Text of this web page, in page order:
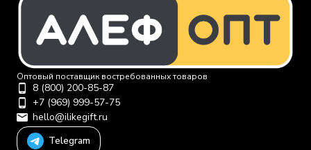
Оптовый поставщик востребованных товаров
8 (800) 200-85-87
+7 (969) 999-57-75
hello@ilikegift.ru
Telegram